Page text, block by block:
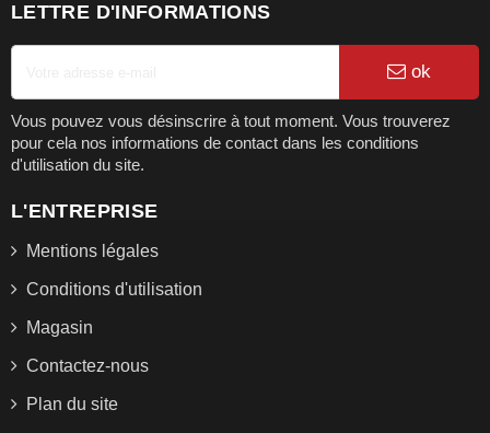
LETTRE D'INFORMATIONS
ok
Vous pouvez vous désinscrire à tout moment. Vous trouverez
pour cela nos informations de contact dans les conditions
d'utilisation du site.
L'ENTREPRISE
Mentions légales
Conditions d'utilisation
Magasin
Contactez-nous
Plan du site